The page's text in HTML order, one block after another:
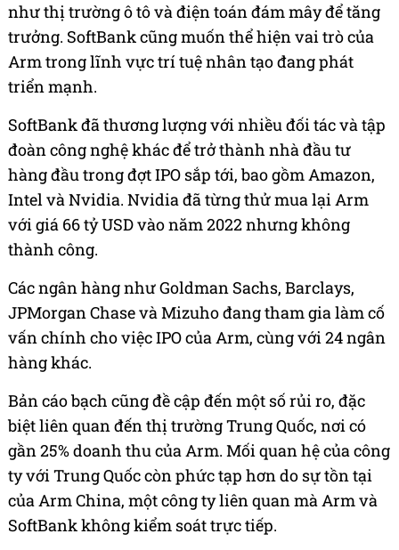
như thị trường ô tô và điện toán đám mây để tăng
trưởng. SoftBank cũng muốn thể hiện vai trò của
Arm trong lĩnh vực trí tuệ nhân tạo đang phát
triển mạnh.
SoftBank đã thương lượng với nhiều đối tác và tập
đoàn công nghệ khác để trở thành nhà đầu tư
hàng đầu trong đợt IPO sắp tới, bao gồm Amazon,
Intel và Nvidia. Nvidia đã từng thử mua lại Arm
với giá 66 tỷ USD vào năm 2022 nhưng không
thành công.
Các ngân hàng như Goldman Sachs, Barclays,
JPMorgan Chase và Mizuho đang tham gia làm cố
vấn chính cho việc IPO của Arm, cùng với 24 ngân
hàng khác.
Bản cáo bạch cũng đề cập đến một số rủi ro, đặc
biệt liên quan đến thị trường Trung Quốc, nơi có
gần 25% doanh thu của Arm. Mối quan hệ của công
ty với Trung Quốc còn phức tạp hơn do sự tồn tại
của Arm China, một công ty liên quan mà Arm và
SoftBank không kiểm soát trực tiếp.